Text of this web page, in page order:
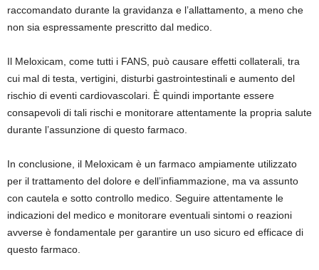
raccomandato durante la gravidanza e l’allattamento, a meno che
non sia espressamente prescritto dal medico.
Il Meloxicam, come tutti i FANS, può causare effetti collaterali, tra
cui mal di testa, vertigini, disturbi gastrointestinali e aumento del
rischio di eventi cardiovascolari. È quindi importante essere
consapevoli di tali rischi e monitorare attentamente la propria salute
durante l’assunzione di questo farmaco.
In conclusione, il Meloxicam è un farmaco ampiamente utilizzato
per il trattamento del dolore e dell’infiammazione, ma va assunto
con cautela e sotto controllo medico. Seguire attentamente le
indicazioni del medico e monitorare eventuali sintomi o reazioni
avverse è fondamentale per garantire un uso sicuro ed efficace di
questo farmaco.